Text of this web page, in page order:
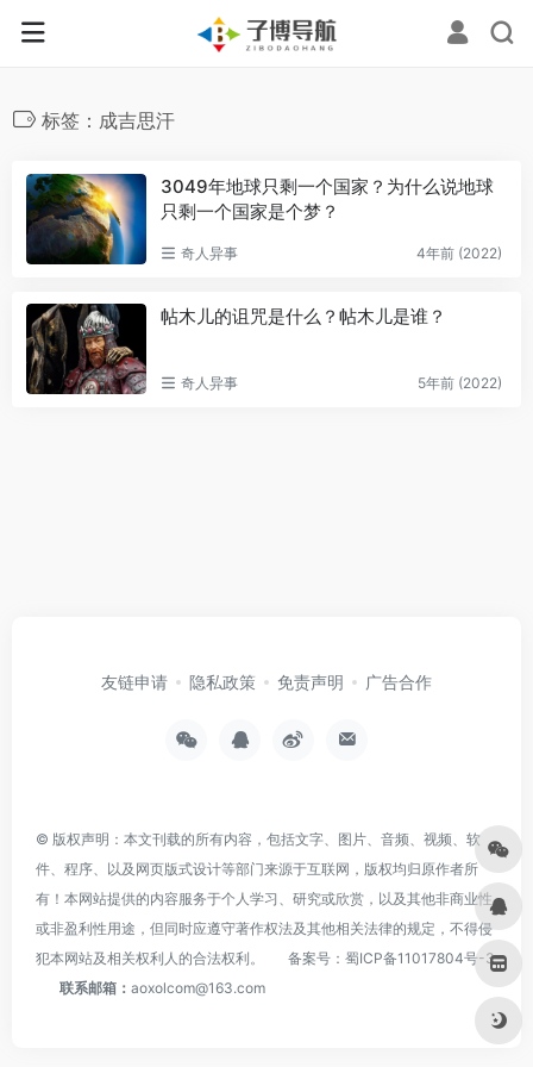
标签：成吉思汗
3049年地球只剩一个国家？为什么说地球
只剩一个国家是个梦？
奇人异事 4年前 (2022)
帖木儿的诅咒是什么？帖木儿是谁？
奇人异事 5年前 (2022)
友链申请 隐私政策 免责声明 广告合作
© 版权声明：本文刊载的所有内容，包括文字、图片、音频、视频、软
件、程序、以及网页版式设计等部门来源于互联网，版权均归原作者所
有！本网站提供的内容服务于个人学习、研究或欣赏，以及其他非商业性
或非盈利性用途，但同时应遵守著作权法及其他相关法律的规定，不得侵
犯本网站及相关权利人的合法权利。
备案号： 蜀ICP备11017804号-3
联系邮箱： aoxolcom@163.com